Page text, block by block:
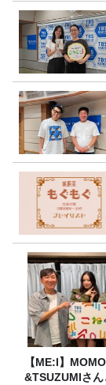
【ME:I】
&TSUZUMIさ